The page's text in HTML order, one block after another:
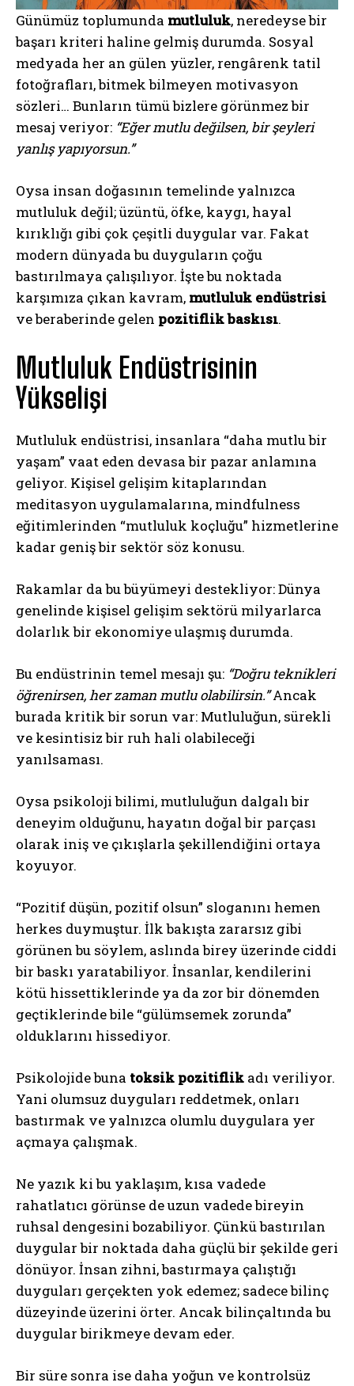
Günümüz toplumunda mutluluk, neredeyse bir
başarı kriteri haline gelmiş durumda. Sosyal
medyada her an gülen yüzler, rengârenk tatil
fotoğrafları, bitmek bilmeyen motivasyon
sözleri… Bunların tümü bizlere görünmez bir
mesaj veriyor: “Eğer mutlu değilsen, bir şeyleri
yanlış yapıyorsun.”
Oysa insan doğasının temelinde yalnızca
mutluluk değil; üzüntü, öfke, kaygı, hayal
kırıklığı gibi çok çeşitli duygular var. Fakat
modern dünyada bu duyguların çoğu
bastırılmaya çalışılıyor. İşte bu noktada
karşımıza çıkan kavram, mutluluk endüstrisi
ve beraberinde gelen pozitiflik baskısı.
Mutluluk Endüstrisinin
Yükselişi
Mutluluk endüstrisi, insanlara “daha mutlu bir
yaşam” vaat eden devasa bir pazar anlamına
geliyor. Kişisel gelişim kitaplarından
meditasyon uygulamalarına, mindfulness
eğitimlerinden “mutluluk koçluğu” hizmetlerine
kadar geniş bir sektör söz konusu.
Rakamlar da bu büyümeyi destekliyor: Dünya
genelinde kişisel gelişim sektörü milyarlarca
dolarlık bir ekonomiye ulaşmış durumda.
Bu endüstrinin temel mesajı şu: “Doğru teknikleri
öğrenirsen, her zaman mutlu olabilirsin.”Ancak
burada kritik bir sorun var: Mutluluğun, sürekli
ve kesintisiz bir ruh hali olabileceği
yanılsaması.
Oysa psikoloji bilimi, mutluluğun dalgalı bir
deneyim olduğunu, hayatın doğal bir parçası
olarak iniş ve çıkışlarla şekillendiğini ortaya
koyuyor.
“Pozitif düşün, pozitif olsun” sloganını hemen
herkes duymuştur. İlk bakışta zararsız gibi
görünen bu söylem, aslında birey üzerinde ciddi
bir baskı yaratabiliyor. İnsanlar, kendilerini
kötü hissettiklerinde ya da zor bir dönemden
geçtiklerinde bile “gülümsemek zorunda”
olduklarını hissediyor.
Psikolojide buna toksik pozitiflik adı veriliyor.
Yani olumsuz duyguları reddetmek, onları
bastırmak ve yalnızca olumlu duygulara yer
açmaya çalışmak.
Ne yazık ki bu yaklaşım, kısa vadede
rahatlatıcı görünse de uzun vadede bireyin
ruhsal dengesini bozabiliyor. Çünkü bastırılan
duygular bir noktada daha güçlü bir şekilde geri
dönüyor. İnsan zihni, bastırmaya çalıştığı
duyguları gerçekten yok edemez; sadece bilinç
düzeyinde üzerini örter. Ancak bilinçaltında bu
duygular birikmeye devam eder.
Bir süre sonra ise daha yoğun ve kontrolsüz